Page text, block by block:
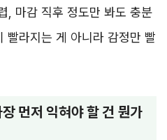
, 마감 직후 정도만 봐도 충분
빨라지는 게 아니라 감정만 빨
먼저 익혀야 할 건 뭔가